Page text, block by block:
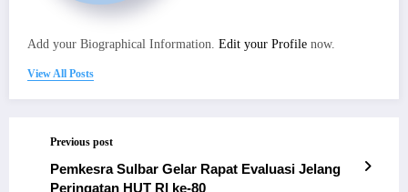
Add your Biographical Information. Edit your Profile now.
View All Posts
Previous post
Pemkesra Sulbar Gelar Rapat Evaluasi Jelang
Peringatan HUT RI ke-80